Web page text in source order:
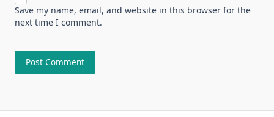
Save my name, email, and website in this browser for the
next time I comment.